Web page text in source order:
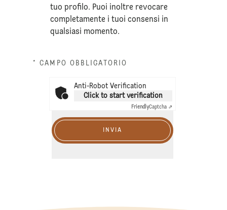
tuo profilo. Puoi inoltre revocare
completamente i tuoi consensi in
qualsiasi momento.
* CAMPO OBBLIGATORIO
Anti-Robot Verification
Click to start verification
FriendlyCaptcha ⇗
INVIA